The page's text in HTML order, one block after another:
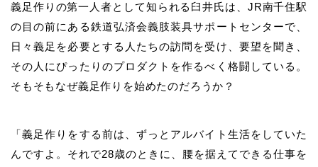
義足作りの第一人者として知られる 臼井氏は、JR南千住駅
の目の前にある鉄道弘済会義肢装具サポートセンターで、
日々義足を必要とする人たちの訪問を受け、要望を聞き、
その人にぴったりのプロダクトを作るべく格闘している。
そもそもなぜ義足作りを始めたのだろうか？
「義足作りをする前は、ずっとアルバイト生活をしていた
んですよ。それで28歳のときに、腰を据えてできる仕事を